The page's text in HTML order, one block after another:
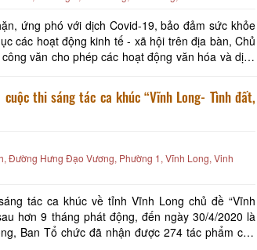
ứng phó với dịch Covid-19, bảo đảm sức khỏe
các hoạt động kinh tế - xã hội trên địa bàn, Chủ
văn cho phép các hoạt động văn hóa và dịch
thi sáng tác ca khúc “Vĩnh Long- Tình đất,
Đường Hưng Đạo Vương, Phường 1, Vĩnh Long, Vinh
tác ca khúc về tỉnh Vĩnh Long chủ đề “Vĩnh
hơn 9 tháng phát động, đến ngày 30/4/2020 là
Ban Tổ chức đã nhận được 274 tác phẩm của